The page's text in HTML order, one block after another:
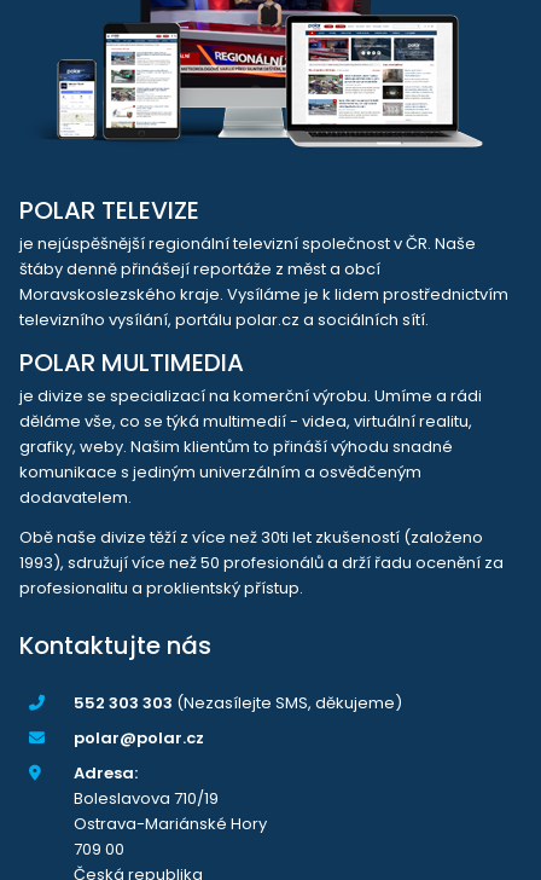
POLAR TELEVIZE
je nejúspěšnější regionální televizní společnost v ČR. Naše
štáby denně přinášejí reportáže z měst a obcí
Moravskoslezského kraje. Vysíláme je k lidem prostřednictvím
televizního vysílání, portálu polar.cz a sociálních sítí.
POLAR MULTIMEDIA
je divize se specializací na komerční výrobu. Umíme a rádi
děláme vše, co se týká multimedií - videa, virtuální realitu,
grafiky, weby. Našim klientům to přináší výhodu snadné
komunikace s jediným univerzálním a osvědčeným
dodavatelem.
Obě naše divize těží z více než 30ti let zkušeností (založeno
1993), sdružují více než 50 profesionálů a drží řadu ocenění za
profesionalitu a proklientský přístup.
Kontaktujte nás
552 303 303 (Nezasílejte SMS, děkujeme)
polar@polar.cz
Adresa:
Boleslavova 710/19
Ostrava-Mariánské Hory
709 00
Česká republika